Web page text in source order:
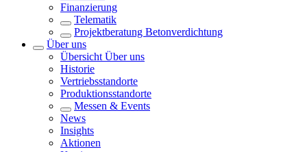
Finanzierung
Telematik
Projektberatung Betonverdichtung
Über uns
Übersicht Über uns
Historie
Vertriebsstandorte
Produktionsstandorte
Messen & Events
News
Insights
Aktionen